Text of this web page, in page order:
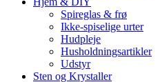
Spireglas & frø
Ikke-spiselige urter
Hudpleje
Husholdningsartikler
Udstyr
Sten og Krystaller